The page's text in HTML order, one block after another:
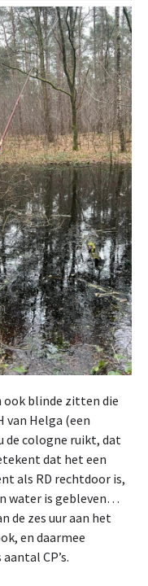
blinde zitten die
van Helga (een
de cologne ruikt, dat
dat het een
als RD rechtdoor is,
water is gebleven…
de zes uur aan het
en daarmee
CP’s.